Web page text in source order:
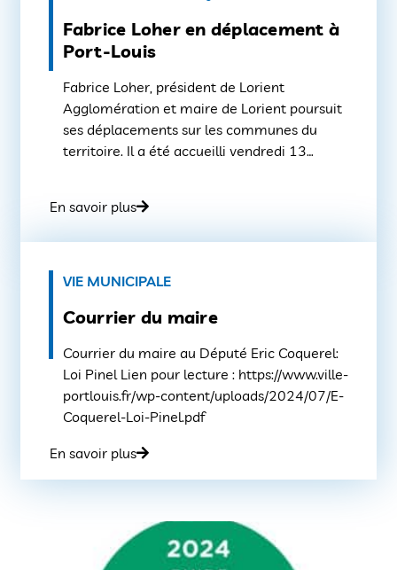
Fabrice Loher en déplacement à
Port-Louis
Fabrice Loher, président de Lorient
Agglomération et maire de Lorient poursuit
ses déplacements sur les communes du
territoire. Il a été accueilli vendredi 13
municipale. Vendredi 13 septembre, le
Colas, était à Port-Louis. Cette […]
En savoir plus
VIE MUNICIPALE
Courrier du maire
Courrier du maire au Député Eric Coquerel:
Loi Pinel Lien pour lecture : https://www.ville-
portlouis.fr/wp-content/uploads/2024/07/E-
Coquerel-Loi-Pinel.pdf
En savoir plus